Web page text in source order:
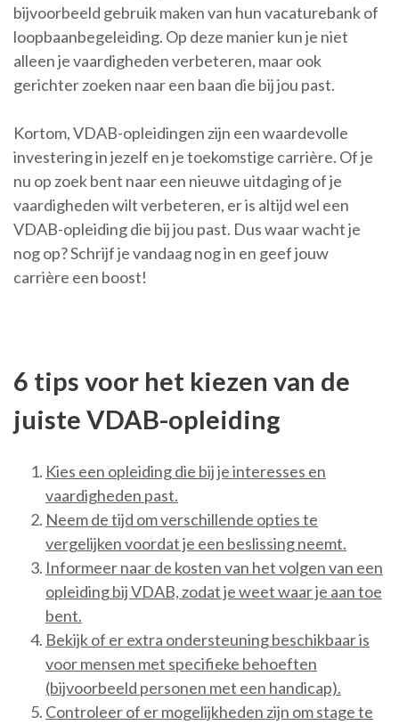
bijvoorbeeld gebruik maken van hun vacaturebank of
loopbaanbegeleiding. Op deze manier kun je niet
alleen je vaardigheden verbeteren, maar ook
gerichter zoeken naar een baan die bij jou past.
Kortom, VDAB-opleidingen zijn een waardevolle
investering in jezelf en je toekomstige carrière. Of je
nu op zoek bent naar een nieuwe uitdaging of je
vaardigheden wilt verbeteren, er is altijd wel een
VDAB-opleiding die bij jou past. Dus waar wacht je
nog op? Schrijf je vandaag nog in en geef jouw
carrière een boost!
6 tips voor het kiezen van de
juiste VDAB-opleiding
Kies een opleiding die bij je interesses en
vaardigheden past.
Neem de tijd om verschillende opties te
vergelijken voordat je een beslissing neemt.
Informeer naar de kosten van het volgen van een
opleiding bij VDAB, zodat je weet waar je aan toe
bent.
Bekijk of er extra ondersteuning beschikbaar is
voor mensen met specifieke behoeften
(bijvoorbeeld personen met een handicap).
Controleer of er mogelijkheden zijn om stage te